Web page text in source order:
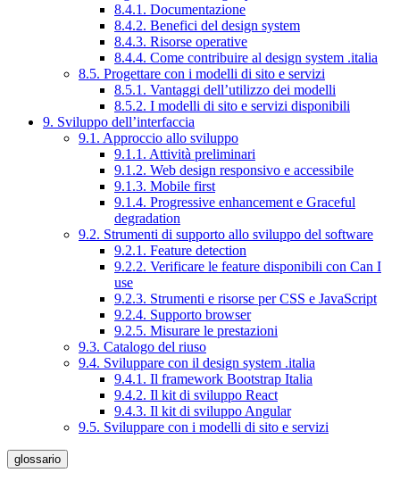
8.4.1. Documentazione
8.4.2. Benefici del design system
8.4.3. Risorse operative
8.4.4. Come contribuire al design system .italia
8.5. Progettare con i modelli di sito e servizi
8.5.1. Vantaggi dell’utilizzo dei modelli
8.5.2. I modelli di sito e servizi disponibili
9. Sviluppo dell’interfaccia
9.1. Approccio allo sviluppo
9.1.1. Attività preliminari
9.1.2. Web design responsivo e accessibile
9.1.3. Mobile first
9.1.4. Progressive enhancement e Graceful
degradation
9.2. Strumenti di supporto allo sviluppo del software
9.2.1. Feature detection
9.2.2. Verificare le feature disponibili con Can I
use
9.2.3. Strumenti e risorse per CSS e JavaScript
9.2.4. Supporto browser
9.2.5. Misurare le prestazioni
9.3. Catalogo del riuso
9.4. Sviluppare con il design system .italia
9.4.1. Il framework Bootstrap Italia
9.4.2. Il kit di sviluppo React
9.4.3. Il kit di sviluppo Angular
9.5. Sviluppare con i modelli di sito e servizi
glossario